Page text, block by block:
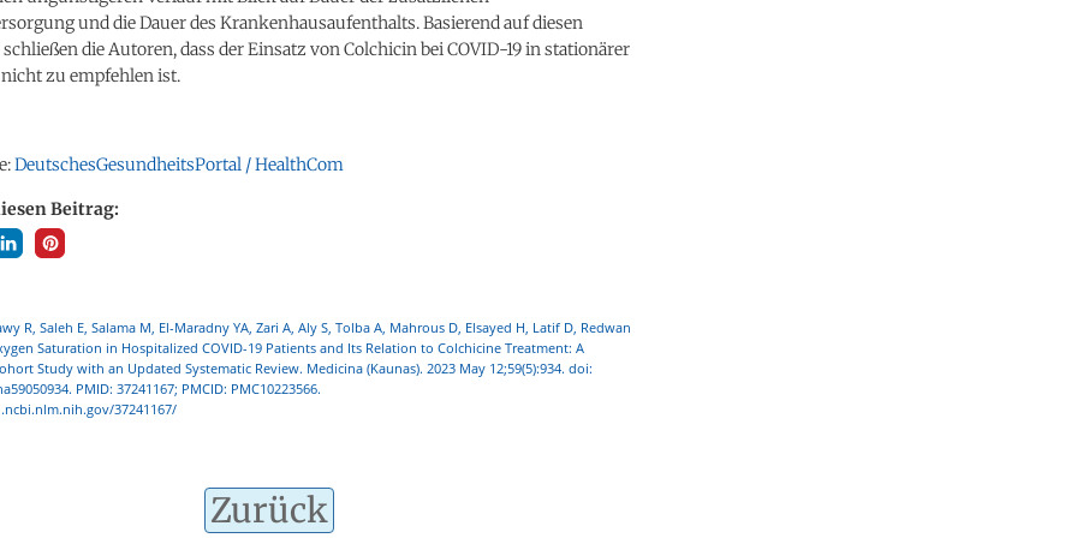
und die Dauer des Krankenhausaufenthalts. Basierend auf diesen
die Autoren, dass der Einsatz von Colchicin bei COVID-19 in stationärer
zu empfehlen ist.
DeutschesGesundheitsPortal / HealthCom
Beitrag:
R, Saleh E, Salama M, El-Maradny YA, Zari A, Aly S, Tolba A, Mahrous D, Elsayed H, Latif D, Redwan
Saturation in Hospitalized COVID-19 Patients and Its Relation to Colchicine Treatment: A
Study with an Updated Systematic Review. Medicina (Kaunas). 2023 May 12;59(5):934. doi:
PMID: 37241167; PMCID: PMC10223566.
37241167/
Zurück